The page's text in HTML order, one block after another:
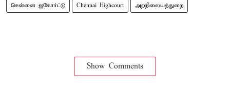
சென்னை ஐகோர்ட்டு Chennai Highcourt அறநிலையத்துறை
Show Comments